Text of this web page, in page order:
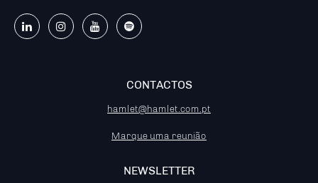
CONTACTOS
hamlet@hamlet.com.pt
Marque uma reunião
NEWSLETTER